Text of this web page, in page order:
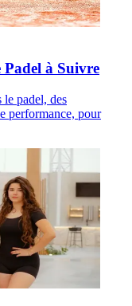
Padel à Suivre
le padel, des
performance, pour